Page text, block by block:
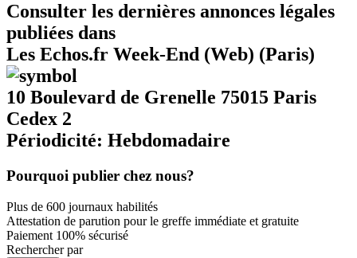
Consulter les dernières annonces légales
publiées dans
Les Echos.fr Week-End (Web) (Paris)
10 Boulevard de Grenelle 75015 Paris
Cedex 2
Périodicité: Hebdomadaire
Pourquoi publier chez nous?
Plus de 600 journaux habilités
Attestation de parution pour le greffe immédiate et gratuite
Paiement 100% sécurisé
Rechercher par